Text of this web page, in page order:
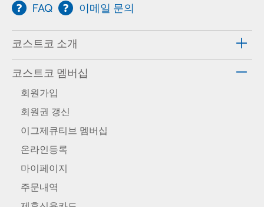
FAQ 이메일 문의
코스트코 소개
코스트코 멤버십
회원가입
회원권 갱신
이그제큐티브 멤버십
온라인등록
마이페이지
주문내역